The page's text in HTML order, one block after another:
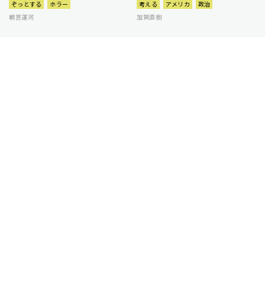
ぞっとする
ホラー
朝宮運河
考える アメリカ
政治
加賀直樹